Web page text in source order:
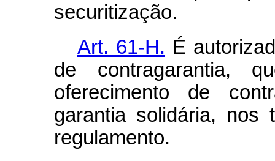
securitização.
Art. 61-H. É
de contragarantia,
oferecimento de
garantia solidária, nos
regulamento.